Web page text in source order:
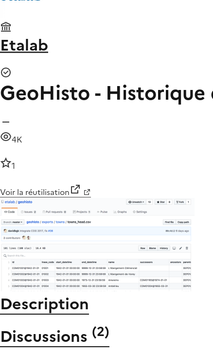
Etalab
GeoHisto -
4K
1
Voir la réutilisation
Description
Discussions (2)